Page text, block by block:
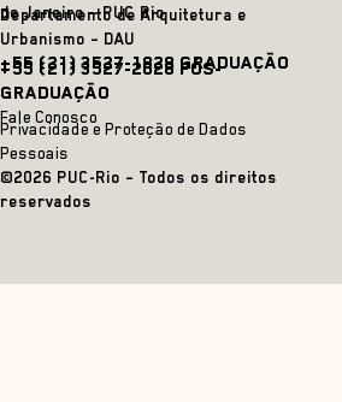
de Janeiro – PUC Rio
Departamento de Arquitetura e
Urbanismo – DAU
+55 (21) 3527-1828 GRADUAÇÃO
+55 (21) 3527-2628 PÓS-
GRADUAÇÃO
Fale Conosco
Privacidade e Proteção de Dados
Pessoais
©2026 PUC-Rio – Todos os direitos
reservados